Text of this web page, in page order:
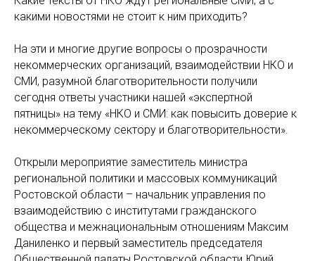
какими новостями не стоит к ним приходить?
На эти и многие другие вопросы о прозрачности
некоммерческих организаций, взаимодействии НКО и
СМИ, разумной благотворительности получили
сегодня ответы участники нашей «экспертной
пятницы» на тему «НКО и СМИ: как повысить доверие к
некоммерческому сектору и благотворительности».
Открыли мероприятие заместитель министра
региональной политики и массовых коммуникаций
Ростовской области – начальник управления по
взаимодействию с институтами гражданского
общества и межнациональным отношениям Максим
Даниленко и первый заместитель председателя